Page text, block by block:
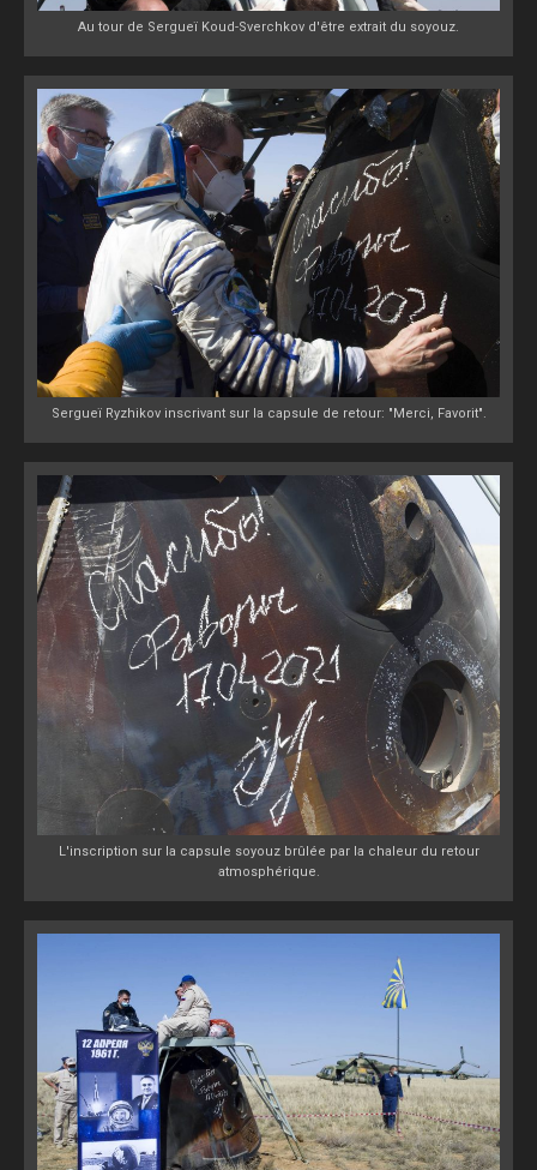
Au tour de Sergueï Koud-Sverchkov d'être extrait du soyouz.
Sergueï Ryzhikov inscrivant sur la capsule de retour: "Merci, Favorit".
L'inscription sur la capsule soyouz brûlée par la chaleur du retour
atmosphérique.